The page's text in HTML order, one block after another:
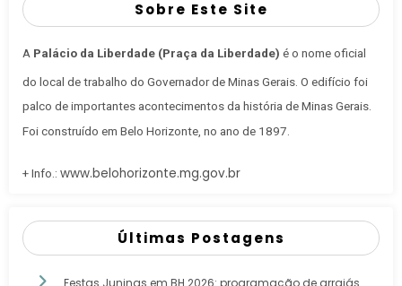
Sobre Este Site
A Palácio da Liberdade (Praça da Liberdade) é o nome oficial
do local de trabalho do Governador de Minas Gerais . O edifício foi
palco de importantes acontecimentos da história de Minas Gerais.
Foi construído em Belo Horizonte, no ano de 1897.
+ Info.: www.belohorizonte.mg.gov.br
Últimas Postagens
Festas Juninas em BH 2026: programação de arraiás